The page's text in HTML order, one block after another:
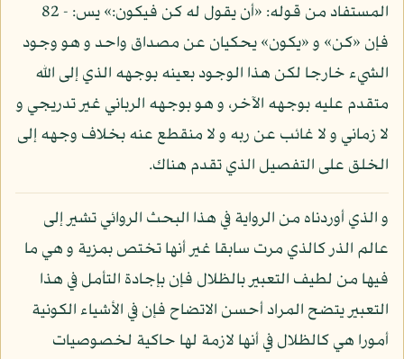
المستفاد من قوله: «أن يقول له كن فيكون:» يس: - 82
فإن «كن» و «يكون» يحكيان عن مصداق واحد و هو وجود
الشيء خارجا لكن هذا الوجود بعينه بوجهه الذي إلى الله
متقدم عليه بوجهه الآخر، و هو بوجهه الرباني غير تدريجي و
لا زماني و لا غائب عن ربه و لا منقطع عنه بخلاف وجهه إلى
الخلق على التفصيل الذي تقدم هناك.
و الذي أوردناه من الرواية في هذا البحث الروائي تشير إلى
عالم الذر كالذي مرت سابقا غير أنها تختص بمزية و هي ما
فيها من لطيف التعبير بالظلال فإن بإجادة التأمل في هذا
التعبير يتضح المراد أحسن الاتضاح فإن في الأشياء الكونية
أمورا هي كالظلال في أنها لازمة لها حاكية لخصوصيات